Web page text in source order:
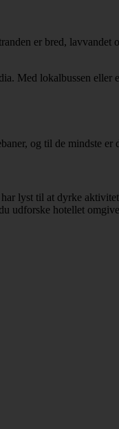
er bred, lavvandet
Med lokalbussen eller
og til de mindste
lyst til at dyrke
udforske hotellet